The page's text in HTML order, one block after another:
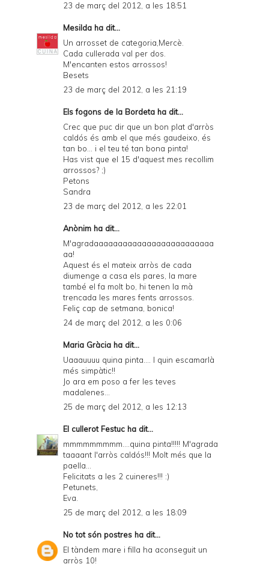
23 de març del 2012, a les 18:51
Mesilda ha dit...
Un arrosset de categoria,Mercè.
Cada cullerada val per dos.
M'encanten estos arrossos!
Besets
23 de març del 2012, a les 21:19
Els fogons de la Bordeta ha dit...
Crec que puc dir que un bon plat d'arròs
caldós és amb el que més gaudeixo, és
tan bo... i el teu té tan bona pinta!
Has vist que el 15 d'aquest mes recollim
arrossos? ;)
Petons
Sandra
23 de març del 2012, a les 22:01
Anònim ha dit...
M'agradaaaaaaaaaaaaaaaaaaaaaaaaa
aa!
Aquest és el mateix arròs de cada
diumenge a casa els pares, la mare
també el fa molt bo, hi tenen la mà
trencada les mares fents arrossos.
Feliç cap de setmana, bonica!
24 de març del 2012, a les 0:06
Maria Gràcia ha dit...
Uaaauuuu quina pinta.... I quin escamarlà
més simpàtic!!
Jo ara em poso a fer les teves
madalenes...
25 de març del 2012, a les 12:13
El cullerot Festuc ha dit...
mmmmmmmmm....quina pinta!!!!! M'agrada
taaaant l'arròs caldós!!! Molt més que la
paella...
Felicitats a les 2 cuineres!!! :)
Petunets,
Eva.
25 de març del 2012, a les 18:09
No tot són postres ha dit...
El tàndem mare i filla ha aconseguit un
arròs 10!